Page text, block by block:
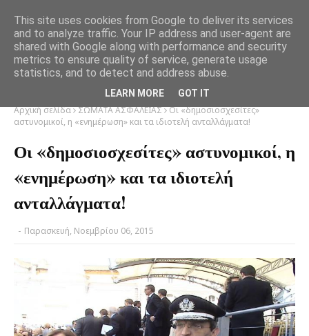
Αρχική σελίδα ΣΩΜΑΤΑ ΑΣΦΑΛΕΙΑΣ Οι «δημοσιοσχεσίτες»
αστυνομικοί, η «ενημέρωση» και τα ιδιοτελή ανταλλάγματα!
Οι «δημοσιοσχεσίτες» αστυνομικοί, η
«ενημέρωση» και τα ιδιοτελή
ανταλλάγματα!
- Παρασκευή, Νοεμβρίου 06, 2015
This site uses cookies from Google to deliver its services
and to analyze traffic. Your IP address and user-agent are
shared with Google along with performance and security
metrics to ensure quality of service, generate usage
statistics, and to detect and address abuse.
LEARN MORE GOT IT